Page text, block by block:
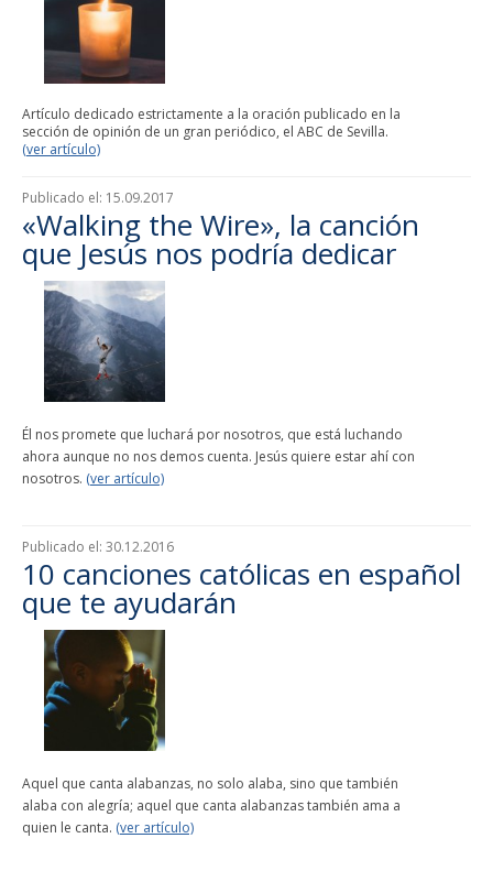
Artículo dedicado estrictamente a la oración publicado en la
sección de opinión de un gran periódico, el ABC de Sevilla.
(ver artículo)
Publicado el: 15.09.2017
«Walking the Wire», la canción
que Jesús nos podría dedicar
Él nos promete que luchará por nosotros, que está luchando
ahora aunque no nos demos cuenta. Jesús quiere estar ahí con
nosotros. (ver artículo)
Publicado el: 30.12.2016
10 canciones católicas en español
que te ayudarán
Aquel que canta alabanzas, no solo alaba, sino que también
alaba con alegría; aquel que canta alabanzas también ama a
quien le canta. (ver artículo)